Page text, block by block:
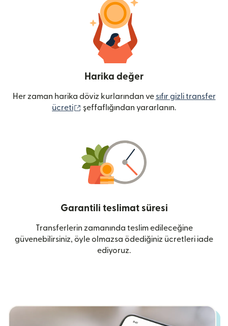
Harika değer
Her zaman harika döviz kurlarından ve sıfır gizli transfer
ücreti
(yeni pencerede açılır)
şeffaflığından yararlanın.
Garantili teslimat süresi
Transferlerin zamanında teslim edileceğine
güvenebilirsiniz, öyle olmazsa ödediğiniz ücretleri iade
ediyoruz.